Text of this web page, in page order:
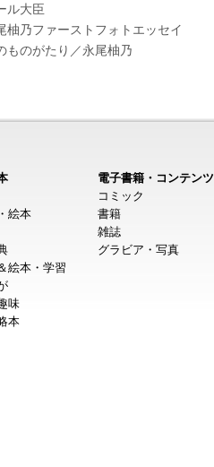
ル大臣
柚乃ファーストフォトエッセイ
ものがたり／永尾柚乃
絵本
絵本・学習
味
本
電子書籍・コンテンツ
コミック
書籍
雑誌
グラビア・写真